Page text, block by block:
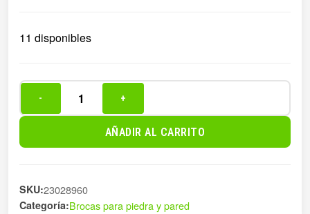
11 disponibles
10HEX10
cantidad
- +
AÑADIR AL CARRITO
SKU:23028960
Categoría:Brocas para piedra y pared